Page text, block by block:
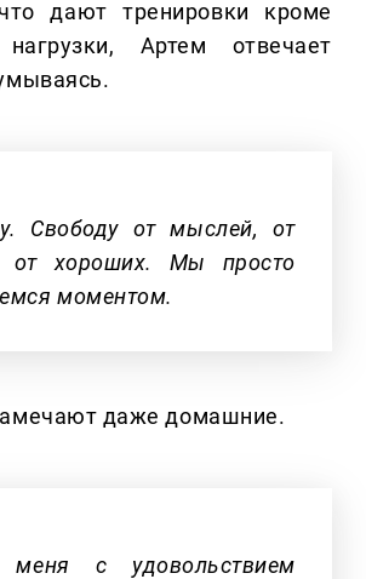
дают тренировки кроме
нагрузки, Артем отвечает
Свободу от мыслей, от
от хороших. Мы просто
моментом.
даже домашние.
с удовольствием